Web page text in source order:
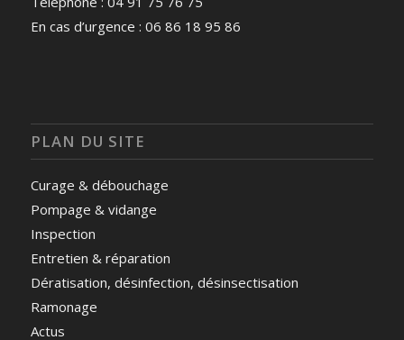
En cas d’urgence : 06 86 18 95 86
PLAN DU SITE
Curage & débouchage
Pompage & vidange
Inspection
Entretien & réparation
Dératisation, désinfection, désinsectisation
Ramonage
Actus